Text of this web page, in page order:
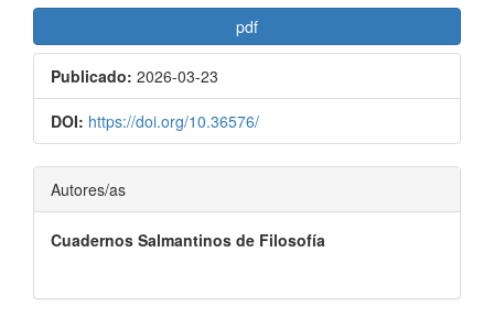
pdf
Publicado: 2026-03-23
DOI: https://doi.org/10.36576/
Contenido
principal
del
artículo
Autores/as
Cuadernos Salmantinos de Filosofía